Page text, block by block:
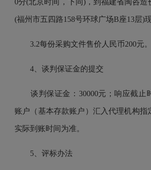
0分(北京时间，下同)，到福建省闽咨造
(福州市五四路158号环球广场B座13层)
3.2每份采购文件售价人民币200元。
4、谈判保证金的提交
谈判保证金：30000元；响应截止
账户（基本存款账户）汇入代理机构指
实际到账时间为准。
5、评标办法